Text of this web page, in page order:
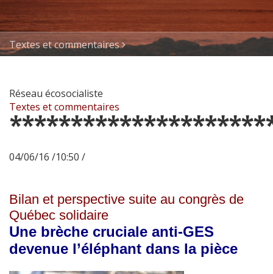
Textes et commentaires
Réseau écosocialiste
Textes et commentaires
04/06/16 /10:50 /
Bilan et perspective suite au congrès de
Québec solidaire
Une brèche cruciale anti-GES
devenue l’éléphant dans la pièce